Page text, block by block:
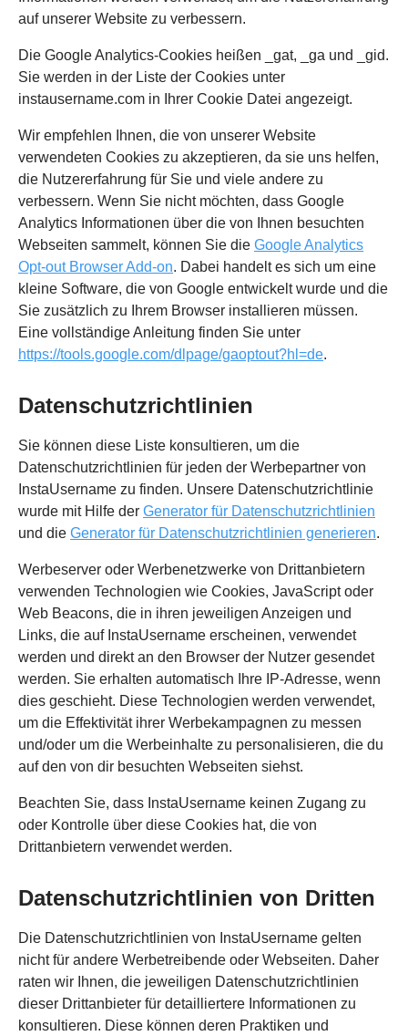
auf unserer Website zu verbessern.
Die Google Analytics-Cookies heißen _gat, _ga und _gid.
Sie werden in der Liste der Cookies unter
instausername.com in Ihrer Cookie Datei angezeigt.
Wir empfehlen Ihnen, die von unserer Website
verwendeten Cookies zu akzeptieren, da sie uns helfen,
die Nutzererfahrung für Sie und viele andere zu
verbessern. Wenn Sie nicht möchten, dass Google
Analytics Informationen über die von Ihnen besuchten
Webseiten sammelt, können Sie die Google Analytics
Opt-out Browser Add-on. Dabei handelt es sich um eine
kleine Software, die von Google entwickelt wurde und die
Sie zusätzlich zu Ihrem Browser installieren müssen.
Eine vollständige Anleitung finden Sie unter
https://tools.google.com/dlpage/gaoptout?hl=de.
Datenschutzrichtlinien
Sie können diese Liste konsultieren, um die
Datenschutzrichtlinien für jeden der Werbepartner von
InstaUsername zu finden. Unsere Datenschutzrichtlinie
wurde mit Hilfe der Generator für Datenschutzrichtlinien
und die Generator für Datenschutzrichtlinien generieren.
Werbeserver oder Werbenetzwerke von Drittanbietern
verwenden Technologien wie Cookies, JavaScript oder
Web Beacons, die in ihren jeweiligen Anzeigen und
Links, die auf InstaUsername erscheinen, verwendet
werden und direkt an den Browser der Nutzer gesendet
werden. Sie erhalten automatisch Ihre IP-Adresse, wenn
dies geschieht. Diese Technologien werden verwendet,
um die Effektivität ihrer Werbekampagnen zu messen
und/oder um die Werbeinhalte zu personalisieren, die du
auf den von dir besuchten Webseiten siehst.
Beachten Sie, dass InstaUsername keinen Zugang zu
oder Kontrolle über diese Cookies hat, die von
Drittanbietern verwendet werden.
Datenschutzrichtlinien von Dritten
Die Datenschutzrichtlinien von InstaUsername gelten
nicht für andere Werbetreibende oder Webseiten. Daher
raten wir Ihnen, die jeweiligen Datenschutzrichtlinien
dieser Drittanbieter für detailliertere Informationen zu
konsultieren. Diese können deren Praktiken und